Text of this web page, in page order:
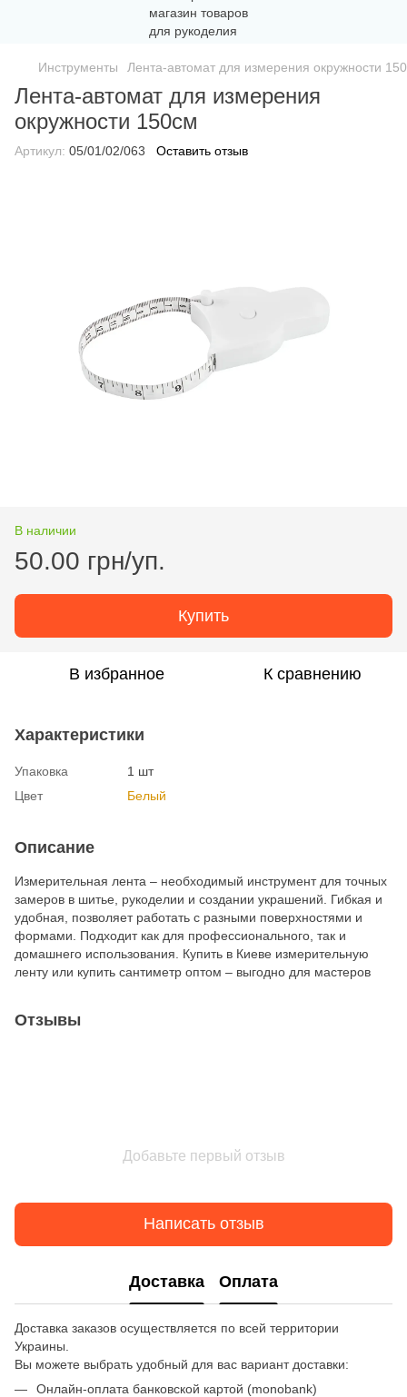
Инструменты Лента-автомат для измерения окружности
Лента-автомат для измерения
окружности 150см
Артикул: 05/01/02/063 Оставить отзыв
В наличии
50.00 грн/уп.
Купить
В избранное К сравнению
Характеристики
Упаковка
1 шт
Цвет
Белый
Описание
Измерительная лента – необходимый инструмент для точных
замеров в шитье, рукоделии и создании украшений. Гибкая и
удобная, позволяет работать с разными поверхностями и
формами. Подходит как для профессионального, так и
домашнего использования. Купить в Киеве измерительную
ленту или купить сантиметр оптом – выгодно для мастеров
Отзывы
Добавьте первый отзыв
Написать отзыв
Доставка Оплата
Доставка заказов осуществляется по всей территории
Украины.
Вы можете выбрать удобный для вас вариант доставки:
Онлайн-оплата банковской картой (monobank)